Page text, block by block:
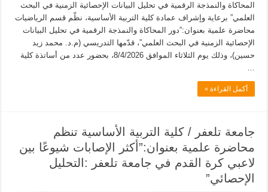
المحاكاة والنمذجة الرقمية في تحليل البيانات الإحصائية الزمنية في البحث
العلمي” برعاية وإشراف عمادة كلية التربية الأساسية، نظّم قسم الرياضيات
محاضرة علمية بعنوان:”دور المحاكاة والنمذجة الرقمية في تحليل البيانات
الإحصائية الزمنية في البحث العلمي”، قدّمها التدريسي (م.د. محمد زيد
حسين)، وذلك يوم الثلاثاء الموافق 8/4/2026، بحضور عدد من أساتذة كلية
أكمل القراءة »
جامعة تلعفر / كلية التربية الأساسية تنظم
محاضرة علمية بعنوان:”أكثر الإصابات شيوعًا بين
لاعبي كرة القدم في جامعة تلعفر :التحليل
الإحصائي”